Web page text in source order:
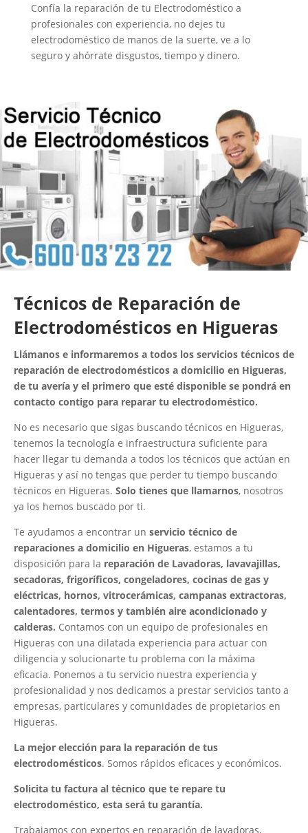
Confía la reparación de tu Electrodoméstico a
profesionales con experiencia, no dejes tu
electrodoméstico de manos de la suerte, ve a lo
seguro y ahórrate disgustos, tiempo y dinero.
Técnicos de Reparación de
Electrodomésticos en Higueras
Llámanos e informaremos a todos los servicios técnicos de
reparación de electrodomésticos a domicilio en Higueras,
de tu avería y el primero que esté disponible se pondrá en
contacto contigo para reparar tu electrodoméstico.
No es necesario que sigas buscando técnicos en Higueras,
tenemos la tecnología e infraestructura suficiente para
hacer llegar tu demanda a todos los técnicos que actúan en
Higueras y así no tengas que perder tu tiempo buscando
técnicos en Higueras. Solo tienes que llamarnos, nosotros
ya los hemos buscado por ti.
Te ayudamos a encontrar un servicio técnico de
reparaciones a domicilio en Higueras, estamos a tu
disposición para la reparación de Lavadoras, lavavajillas,
secadoras, frigoríficos, congeladores, cocinas de gas y
eléctricas, hornos, vitrocerámicas, campanas extractoras,
calentadores, termos y también aire acondicionado y
calderas. Contamos con un equipo de profesionales en
Higueras con una dilatada experiencia para actuar con
diligencia y solucionarte tu problema con la máxima
eficacia. Ponemos a tu servicio nuestra experiencia y
profesionalidad y nos dedicamos a prestar servicios tanto a
empresas, particulares y comunidades de propietarios en
Higueras.
La mejor elección para la reparación de tus
electrodomésticos. Somos rápidos eficaces y económicos.
Solicita tu factura al técnico que te repare tu
electrodoméstico, esta será tu garantía.
Trabajamos con expertos en reparación de lavadoras,